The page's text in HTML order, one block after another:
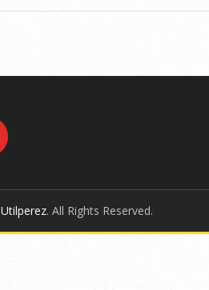
Utilperez. All Rights Reserved.